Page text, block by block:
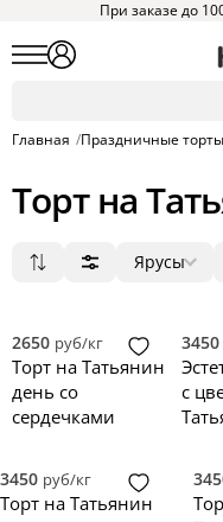
При заказе до
Главная /Праздничные торты
Торт на
Сначала дорогие
Новинки
Ярусы
3
4
без
2650 руб/кг
Торт на Татьянин
день со
сердечками
3450
с
3450 руб/кг
Торт на Татьянин